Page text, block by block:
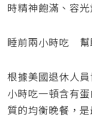
時精神飽滿、容光
睡前兩小時吃 幫
根據美國退休人
小時吃一頓含有
質的均衡晚餐，